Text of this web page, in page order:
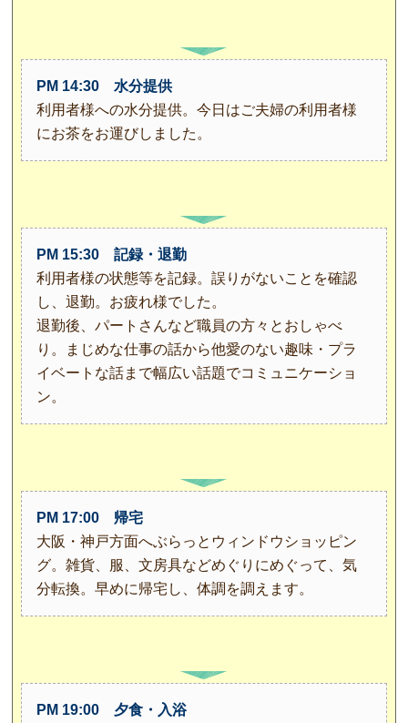
PM 14:30 水分提供
利用者様への水分提供。今日はご夫婦の利用者様
にお茶をお運びしました。
PM 15:30 記録・退勤
利用者様の状態等を記録。誤りがないことを確認
し、退勤。お疲れ様でした。
退勤後、パートさんなど職員の方々とおしゃべ
り。まじめな仕事の話から他愛のない趣味・プラ
イベートな話まで幅広い話題でコミュニケーショ
ン。
PM 17:00 帰宅
大阪・神戸方面へぶらっとウィンドウショッピン
グ。雑貨、服、文房具などめぐりにめぐって、気
分転換。早めに帰宅し、体調を調えます。
PM 19:00 夕食・入浴